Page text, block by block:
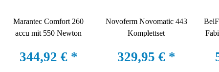
Marantec Comfort 260
accu mit 550 Newton
344,92 € *
Novoferm Novomatic 443
Komplettset
329,95 € *